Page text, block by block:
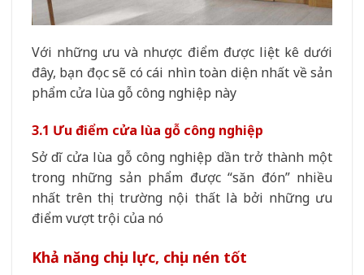
Với những ưu và nhược điểm được liệt kê dưới
đây, bạn đọc sẽ có cái nhìn toàn diện nhất về sản
phẩm cửa lùa gỗ công nghiệp này
3.1 Ưu điểm cửa lùa gỗ công nghiệp
Sở dĩ cửa lùa gỗ công nghiệp dần trở thành một
trong những sản phẩm được “săn đón” nhiều
nhất trên thị trường nội thất là bởi những ưu
điểm vượt trội của nó
Khả năng chịu lực, chịu nén tốt